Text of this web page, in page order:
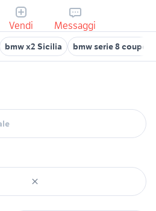
Vendi Messaggi
bmw x2 Sicilia bmw serie 8 coupe